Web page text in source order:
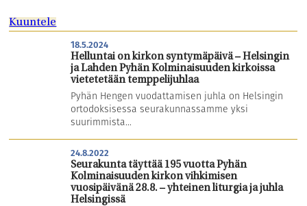
Tule mukaan
Hautausmaa
Yhteystiedot
Kuuntele
18.5.2024
Helluntai on kirkon syntymäpäivä – Helsingin
ja Lahden Pyhän Kolminaisuuden kirkoissa
vietetetään temppelijuhlaa
Pyhän Hengen vuodattamisen juhla on Helsingin
ortodoksisessa seurakunnassamme yksi
suurimmista...
24.8.2022
Seurakunta täyttää 195 vuotta Pyhän
Kolminaisuuden kirkon vihkimisen
vuosipäivänä 28.8. – yhteinen liturgia ja juhla
Helsingissä